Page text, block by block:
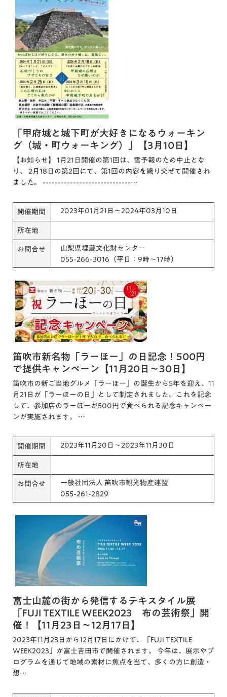
「甲府城と城下町が大好きになるウォーキン
グ（城・町ウォーキング）」【3月10日】
【お知らせ】 1月21日開催の第1回は、雪予報のため中止とな
り、 2月18日の第2回にて、第1回の内容を織り交ぜて開催され
ました。 -----------------------------…
開催期間 2023年01月21日～2024年03月10日
所在地
お問合せ
山梨県埋蔵文化財センター
055-266-3016（平日：9時～17時）
笛吹市新名物「ラーほー」の日記念！500円
で提供キャンペーン【11月20日～30日】
笛吹市の新ご当地グルメ「ラーほー」の誕生から5年を迎え、11
月21日が「ラーほーの日」として制定されました。これを記念
して、参加店のラーほーが500円で食べられる記念キャンペー
ンが実施されます。 …
開催期間 2023年11月20日～2023年11月30日
所在地
お問合せ
一般社団法人 笛吹市観光物産連盟
055-261-2829
富士山麓の街から発信するテキスタイル展
「FUJI TEXTILE WEEK2023 布の芸術祭」開
催！【11月23日～12月17日】
2023年11月23日から12月17日にかけて、「FUJI TEXTILE
WEEK2023」が富士吉田市で開催されます。 今年は、展示やプ
ログラムを通じて地域の素材に焦点を当て、多くの方に創造・
想…